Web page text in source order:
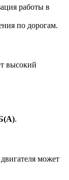
работы в
по дорогам.
высокий
.
может